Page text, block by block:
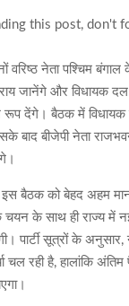
this post, don't
वरिष्ठ नेता पश्चिम बंगाल
जानेंगे और विधायक
रूप देंगे। बैठक में
बाद बीजेपी नेता
इस बैठक को बेहद अहम
चयन के साथ ही राज्य में
पार्टी सूत्रों के
चल रही है, हालांकि